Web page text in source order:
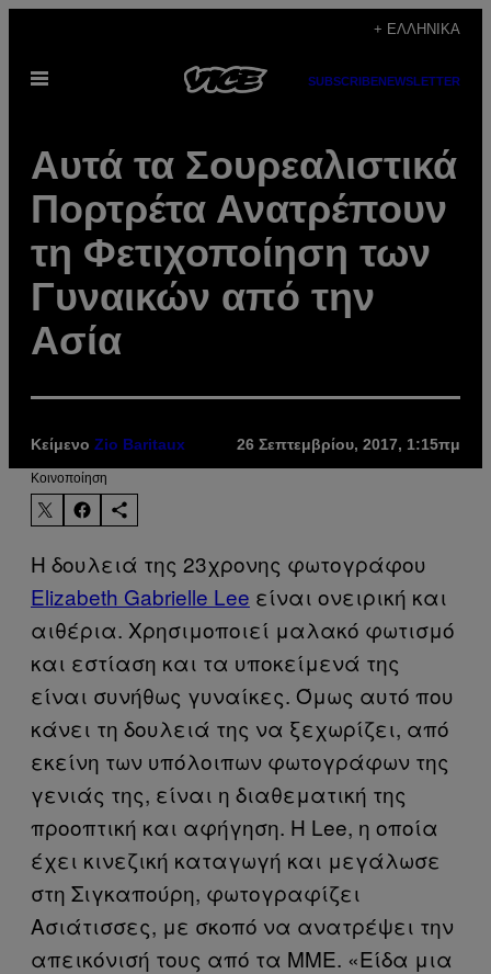
περιεχόμενο
+ ΕΛΛΗΝΙΚΆ
Ανοίξτε
SUBSCRIBENEWSLETTER
Aυτά τα Σουρεαλιστικά
Πορτρέτα Ανατρέπουν
τη Φετιχοποίηση των
Γυναικών από την
Ασία
Κείμενο Zio Baritaux 26 Σεπτεμβρίου, 2017, 1:15πμ
Kοινοποίηση
Η δουλειά της 23χρονης φωτογράφου
Elizabeth Gabrielle Lee είναι ονειρική και
αιθέρια. Χρησιμοποιεί μαλακό φωτισμό
και εστίαση και τα υποκείμενά της
είναι συνήθως γυναίκες. Όμως αυτό που
κάνει τη δουλειά της να ξεχωρίζει, από
εκείνη των υπόλοιπων φωτογράφων της
γενιάς της, είναι η διαθεματική της
προοπτική και αφήγηση. Η Lee, η οποία
έχει κινεζική καταγωγή και μεγάλωσε
στη Σιγκαπούρη, φωτογραφίζει
Ασιάτισσες, με σκοπό να ανατρέψει την
απεικόνισή τους από τα ΜΜΕ. «Είδα μια